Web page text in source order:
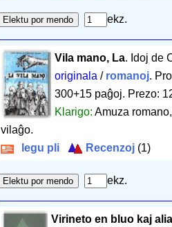
ekz.
Vila mano, La. Idoj de
originala / romanoj.
300+15 paĝoj. Prezo:
Klarigo: Amuza
vilaĝo.
legu pli
Recenzoj (1)
ekz.
Virineto en bluo kaj